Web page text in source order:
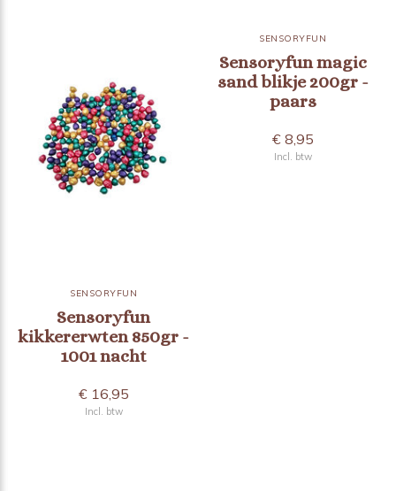
SENSORYFUN
Sensoryfun
kikkererwten 850gr -
1001 nacht
€ 16,95
Incl. btw
SENSORYFUN
Sensoryfun magic
sand blikje 200gr -
paars
€ 8,95
Incl. btw